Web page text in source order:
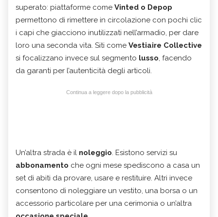
superato: piattaforme come Vinted o Depop
permettono di rimettere in circolazione con pochi clic
i capi che giacciono inutilizzati nell’armadio, per dare
loro una seconda vita. Siti come Vestiaire Collective
si focalizzano invece sul segmento lusso, facendo
da garanti per l’autenticità degli articoli.
Continua a leggere dopo la pubblicità
Un’altra strada è il noleggio. Esistono servizi su
abbonamento che ogni mese spediscono a casa un
set di abiti da provare, usare e restituire. Altri invece
consentono di noleggiare un vestito, una borsa o un
accessorio particolare per una cerimonia o un’altra